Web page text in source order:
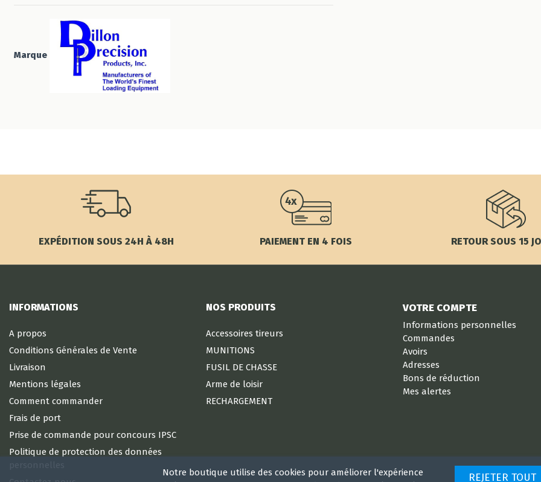
Marque
EXPÉDITION SOUS 24H À 48H PAIEMENT EN 4 FOIS RETOUR SOUS 15
INFORMATIONS
A propos
Conditions Générales de Vente
Livraison
Mentions légales
Comment commander
Frais de port
Prise de commande pour concours IPSC
Politique de protection des données
NOS PRODUITS
Accessoires tireurs
MUNITIONS
FUSIL DE CHASSE
Arme de loisir
RECHARGEMENT
VOTRE COMPTE
Informations personnelles
Commandes
Avoirs
Adresses
Bons de réduction
Mes alertes
Notre boutique utilise des cookies pour améliorer l'expérience
REJETER TOUT